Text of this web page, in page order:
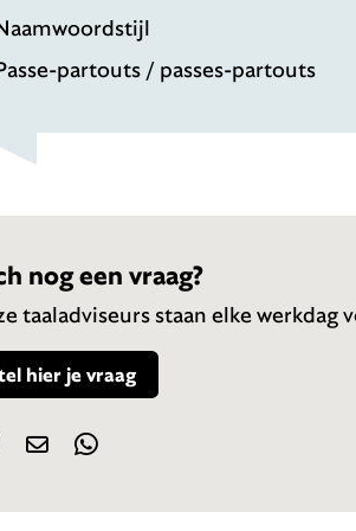
partouts / passes-partouts
nog een vraag?
taaladviseurs staan elke werkdag
hier je vraag